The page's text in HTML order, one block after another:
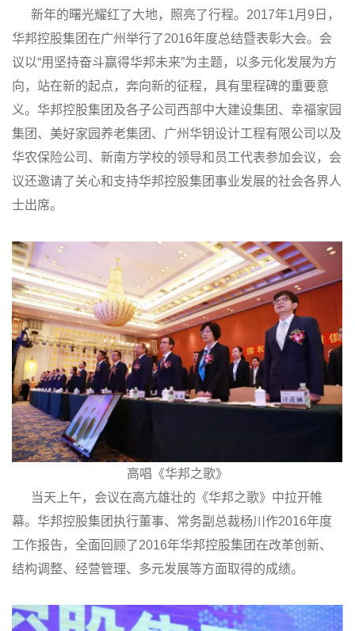
新年的曙光耀红了大地，照亮了行程。2017年1月9日，
华邦控股集团在广州举行了2016年度总结暨表彰大会。会
议以“用坚持奋斗赢得华邦未来”为主题，以多元化发展为方
向，站在新的起点，奔向新的征程，具有里程碑的重要意
义。华邦控股集团及各子公司西部中大建设集团、幸福家园
集团、美好家园养老集团、广州华钥设计工程有限公司以及
华农保险公司、新南方学校的领导和员工代表参加会议，会
议还邀请了关心和支持华邦控股集团事业发展的社会各界人
士出席。
高唱《华邦之歌》
当天上午，会议在高亢雄壮的《华邦之歌》中拉开帷
幕。华邦控股集团执行董事、常务副总裁杨川作2016年度
工作报告，全面回顾了2016年华邦控股集团在改革创新、
结构调整、经营管理、多元发展等方面取得的成绩。